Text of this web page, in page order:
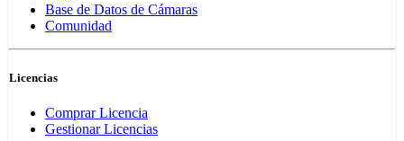
Base de Datos de Cámaras
Comunidad
Licencias
Comprar Licencia
Gestionar Licencias